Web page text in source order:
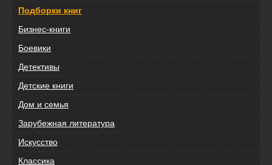
Подборки книг
Бизнес-книги
Боевики
Детективы
Детские книги
Дом и семья
Зарубежная литература
Искусство
Классика